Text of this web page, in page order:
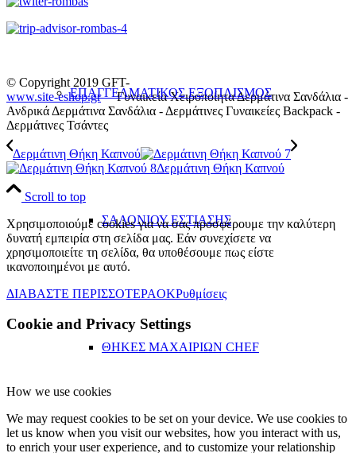
ΕΠΑΓΓΕΛΜΑΤΙΚΟΣ ΕΞΟΠΛΙΣΜΟΣ
ΣΑΛΟΝΙΟΥ ΕΣΤΙΑΣΗΣ
ΘΗΚΕΣ ΜΑΧΑΙΡΙΩΝ CHEF
© Copyright 2019 GFT-
www.site-eshop.grΓυναικεία Χειροποίητα Δερμάτινα Σανδάλια -
Ανδρικά Δερμάτινα Σανδάλια - Δερμάτινες Γυναικείες Backpack -
Δερμάτινες Τσάντες
Δερμάτινη Θήκη Καπνού
Δερμάτινη Θήκη Καπνού
Scroll to top
Χρησιμοποιούμε cookies για να σας προσφέρουμε την καλύτερη
δυνατή εμπειρία στη σελίδα μας. Εάν συνεχίσετε να
χρησιμοποιείτε τη σελίδα, θα υποθέσουμε πως είστε
ικανοποιημένοι με αυτό.
ΔΙΑΒΑΣΤΕ ΠΕΡΙΣΣΟΤΕΡΑOKΡυθμίσεις
Cookie and Privacy Settings
How we use cookies
We may request cookies to be set on your device. We use cookies to
let us know when you visit our websites, how you interact with us,
to enrich your user experience, and to customize your relationship